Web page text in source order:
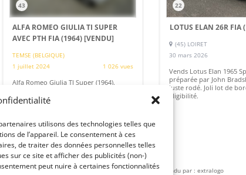
utilisons des technologies telles que
de l’appareil. Le consentement à ces
de traiter des données personnelles telles
sur ce site et afficher des publicités (non-)
peut nuire à certaines fonctionnalités
43
ALFA ROMEO GIULIA TI SUPER
AVEC PTH FIA (1964)[VENDU]
TEMSE (BELGIQUE)
1 juillet 2024
1 026 vues
Alfa Romeo Giulia TI Super (1964).
neuf. PTH FIA. Excellente éligibilité.
Vendu par : Albion Motorcars
22
LOTUS ELAN 26R FIA
(45) LOIRET
30 mars 2026
Vends Lotus Elan 1965
préparée par John
juste rodé. Joli lot de
éligibilité.
Vendu par : extralogo